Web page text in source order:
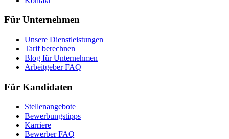
Für Unternehmen
Unsere Dienstleistungen
Tarif berechnen
Blog für Unternehmen
Arbeitgeber FAQ
Für Kandidaten
Stellenangebote
Bewerbungstipps
Karriere
Bewerber FAQ